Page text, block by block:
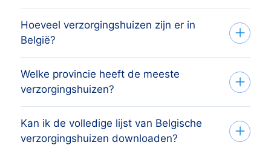
Hoeveel verzorgingshuizen zijn er in
België?
Het overzicht bevat 25.152 actieve
verzorgingshuizen verspreid over alle 10
provincies en Brussels Hoofdstedelijk
Gewest, afkomstig uit het handelsregister
Welke provincie heeft de meeste
verzorgingshuizen?
De provincie met de meeste
Kan ik de volledige lijst van Belgische
verzorgingshuizen downloaden?